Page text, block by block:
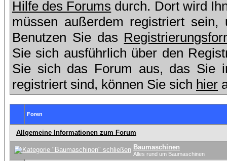
Hilfe des Forums durch. Dort wird
müssen außerdem registriert
Benutzen Sie das
Sie sich ausführlich über den
Sie sich das Forum aus, das Sie
registriert sind, können Sie sich hier
Foren
Allgemeine Informationen zum Forum
Baumaschinen
Alles rund um Baumaschinen